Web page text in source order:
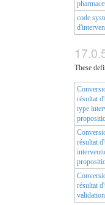
code
These
résultat
type
résultat
résultat
validation